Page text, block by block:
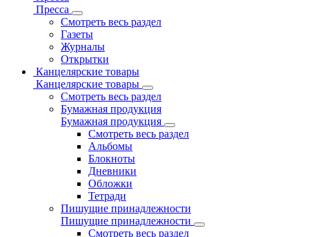
Пресса
Смотреть весь раздел
Газеты
Журналы
Открытки
Канцелярские товары
Канцелярские товары
Смотреть весь раздел
Бумажная продукция
Бумажная продукция
Смотреть весь раздел
Альбомы
Блокноты
Дневники
Обложки
Тетради
Пишущие принадлежности
Пишущие принадлежности
Смотреть весь раздел